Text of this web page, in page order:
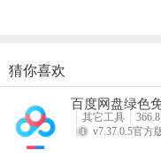
8、宠物咖啡馆：与萌宠共
撒娇蹭蹭。端一杯咖啡，
云散。在这里，享受一段轻
9、游乐园：刺激好玩，释
商店模拟器：超市Switch移植2026最新版本
详情
悠
详
猜你喜欢
百度网盘绿色
其它工具
v7.37.0.5官方